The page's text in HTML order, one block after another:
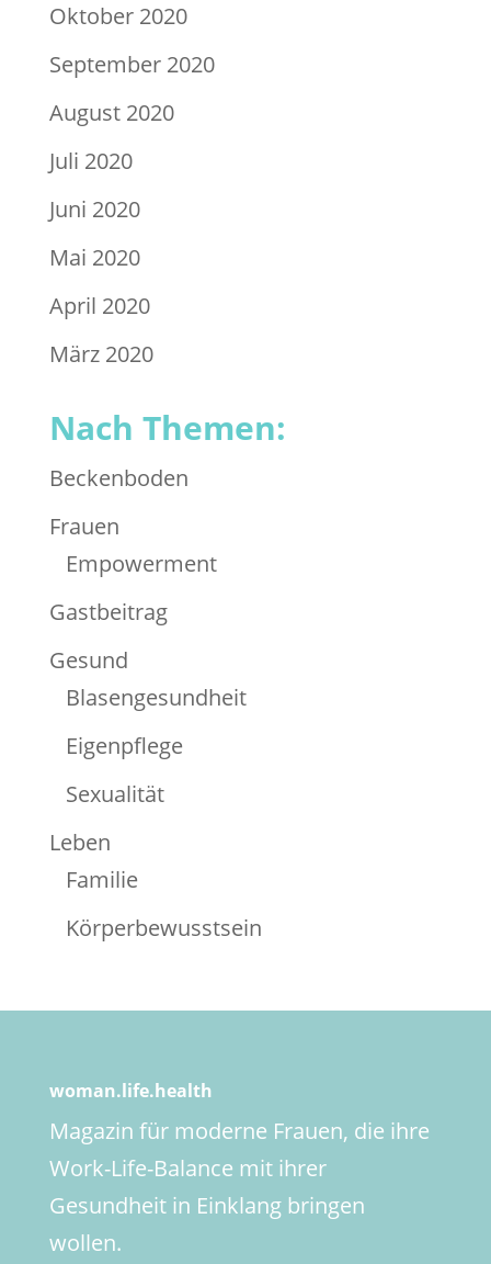
Oktober 2020
September 2020
August 2020
Juli 2020
Juni 2020
Mai 2020
April 2020
März 2020
Nach Themen:
Beckenboden
Frauen
Empowerment
Gastbeitrag
Gesund
Blasengesundheit
Eigenpflege
Sexualität
Leben
Familie
Körperbewusstsein
woman.life.health
Magazin für moderne Frauen, die ihre
Work-Life-Balance mit ihrer
Gesundheit in Einklang bringen
wollen.